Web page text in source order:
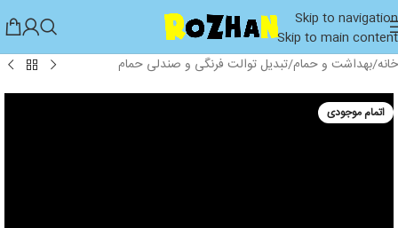
Skip to navigation
Skip to main content
خانه/بهداشت و حمام/تبدیل توالت فرنگی و صندلی حمام
اتمام موجودی